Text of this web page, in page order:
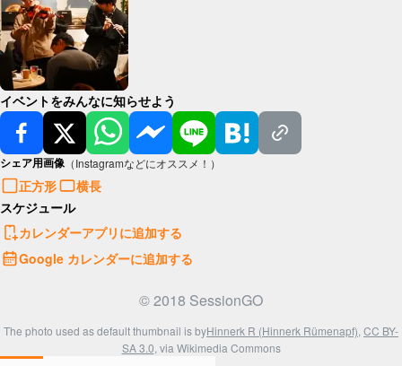
イベントをみんなに知らせよう
シェア用画像 （Instagramなどにオススメ！）
正方形
横長
スケジュール
カレンダーアプリに追加する
Google カレンダーに追加する
© 2018 SessionGO
The photo used as default thumbnail is byHinnerk R (Hinnerk Rümenapf), CC BY-
SA 3.0, via Wikimedia Commons